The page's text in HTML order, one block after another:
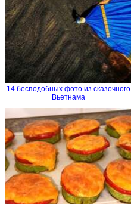
14 бесподобных фото из сказочного
Вьетнама